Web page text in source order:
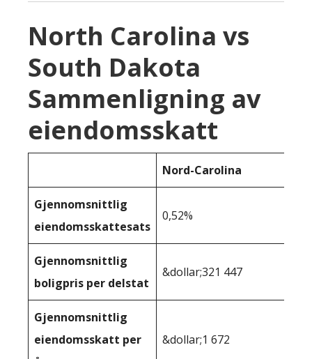
North Carolina vs
South Dakota
Sammenligning av
eiendomsskatt
Nord-Carolina
Gjennomsnittlig
eiendomsskattesats
0,52%
Gjennomsnittlig
boligpris per delstat
&dollar;321 447
Gjennomsnittlig
eiendomsskatt per
&dollar;1 672